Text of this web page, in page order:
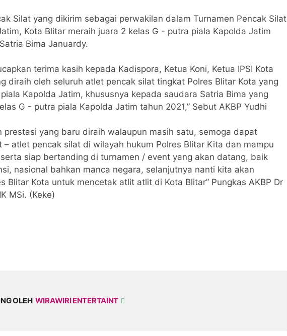
Silat yang dikirim sebagai perwakilan dalam Turnamen Pencak Silat
Kota Blitar meraih juara 2 kelas G - putra piala Kapolda Jatim
Bima Januardy.
terima kasih kepada Kadispora, Ketua Koni, Ketua IPSI Kota
diraih oleh seluruh atlet pencak silat tingkat Polres Blitar Kota yang
Kapolda Jatim, khususnya kepada saudara Satria Bima yang
G - putra piala Kapolda Jatim tahun 2021,” Sebut AKBP Yudhi
prestasi yang baru diraih walaupun masih satu, semoga dapat
– atlet pencak silat di wilayah hukum Polres Blitar Kita dan mampu
siap bertanding di turnamen / event yang akan datang, baik
nasional bahkan manca negara, selanjutnya nanti kita akan
Blitar Kota untuk mencetak atlit atlit di Kota Blitar” Pungkas AKBP Dr
MSi. (Keke)
OLEH WIRAWIRI ENTERTAINT